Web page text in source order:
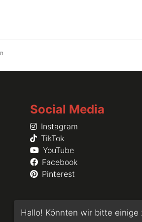
Social Media
Instagram
TikTok
YouTube
Facebook
Pinterest
Hallo! Könnten wir bitte einige